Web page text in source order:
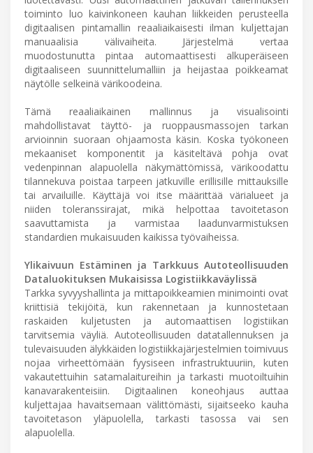
toiminto luo kaivinkoneen kauhan liikkeiden perusteella
digitaalisen pintamallin reaaliaikaisesti ilman kuljettajan
manuaalisia välivaiheita. Järjestelmä vertaa
muodostunutta pintaa automaattisesti alkuperäiseen
digitaaliseen suunnittelumalliin ja heijastaa poikkeamat
näytölle selkeinä värikoodeina.
Tämä reaaliaikainen mallinnus ja visualisointi
mahdollistavat täyttö- ja ruoppausmassojen tarkan
arvioinnin suoraan ohjaamosta käsin. Koska työkoneen
mekaaniset komponentit ja käsiteltävä pohja ovat
vedenpinnan alapuolella näkymättömissä, värikoodattu
tilannekuva poistaa tarpeen jatkuville erillisille mittauksille
tai arvailuille. Käyttäjä voi itse määrittää värialueet ja
niiden toleranssirajat, mikä helpottaa tavoitetason
saavuttamista ja varmistaa laadunvarmistuksen
standardien mukaisuuden kaikissa työvaiheissa.
Ylikaivuun Estäminen ja Tarkkuus Autoteollisuuden
Dataluokituksen Mukaisissa Logistiikkaväylissä
Tarkka syvyyshallinta ja mittapoikkeamien minimointi ovat
kriittisiä tekijöitä, kun rakennetaan ja kunnostetaan
raskaiden kuljetusten ja automaattisen logistiikan
tarvitsemia väyliä. Autoteollisuuden datatallennuksen ja
tulevaisuuden älykkäiden logistiikkajärjestelmien toimivuus
nojaa virheettömään fyysiseen infrastruktuuriin, kuten
vakautettuihin satamalaitureihin ja tarkasti muotoiltuihin
kanavarakenteisiin. Digitaalinen koneohjaus auttaa
kuljettajaa havaitsemaan välittömästi, sijaitseeko kauha
tavoitetason yläpuolella, tarkasti tasossa vai sen
alapuolella.